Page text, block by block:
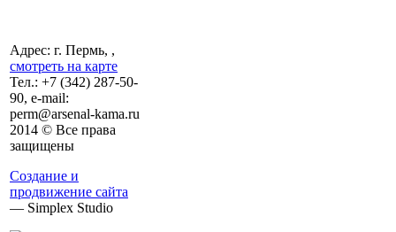
Адрес: г. Пермь, ,
смотреть на карте
Тел.: +7 (342) 287-50-
90, e-mail:
perm@arsenal-kama.ru
2014 © Все права
защищены
Создание и
продвижение сайта
— Simplex Studio